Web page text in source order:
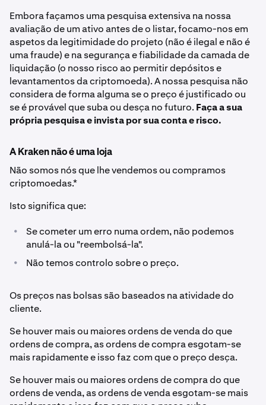
Embora façamos uma pesquisa extensiva na nossa
avaliação de um ativo antes de o listar, focamo-nos em
aspetos da legitimidade do projeto (não é ilegal e não é
uma fraude) e na segurança e fiabilidade da camada de
liquidação (o nosso risco ao permitir depósitos e
levantamentos da criptomoeda). A nossa pesquisa não
considera de forma alguma se o preço é justificado ou
se é provável que suba ou desça no futuro. Faça a sua
própria pesquisa e invista por sua conta e risco.
A Kraken não é uma loja
Não somos nós que lhe vendemos ou compramos
criptomoedas.*
Isto significa que:
•
Se cometer um erro numa ordem, não podemos
anulá-la ou "reembolsá-la".
• Não temos controlo sobre o preço.
Os preços nas bolsas são baseados na atividade do
cliente.
Se houver mais ou maiores ordens de venda do que
ordens de compra, as ordens de compra esgotam-se
mais rapidamente e isso faz com que o preço desça.
Se houver mais ou maiores ordens de compra do que
ordens de venda, as ordens de venda esgotam-se mais